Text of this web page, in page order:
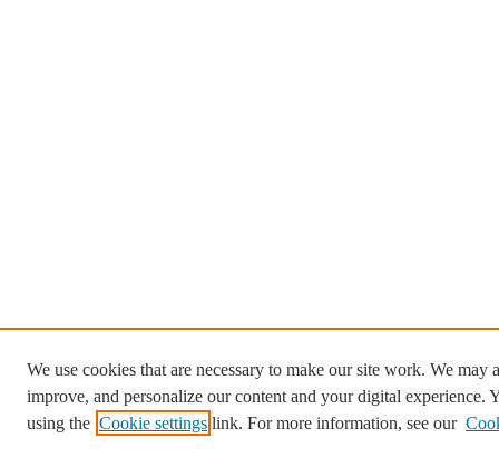
We use cookies that are necessary to make our site work. We may
improve, and personalize our content and your digital experience.
using the Cookie settings link. For more information, see our